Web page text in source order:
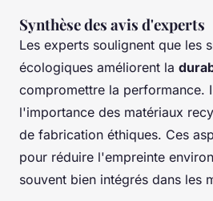
Synthèse des avis d'experts
Les experts soulignent que les
écologiques améliorent la
compromettre la performance.
l'importance des matériaux
de fabrication éthiques. Ces
pour réduire l'empreinte
souvent bien intégrés dans les